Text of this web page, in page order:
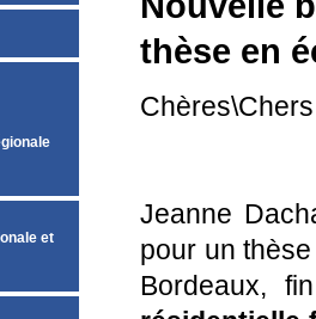
et
thèse en
Jeanne
pour un
Bordeaux,